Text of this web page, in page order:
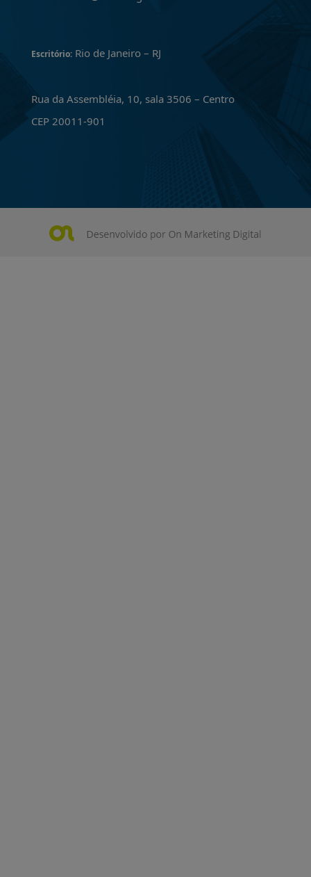
Escritório:Rio de Janeiro – RJ
Rua da Assembléia, 10, sala 3506 – Centro
CEP 20011-901